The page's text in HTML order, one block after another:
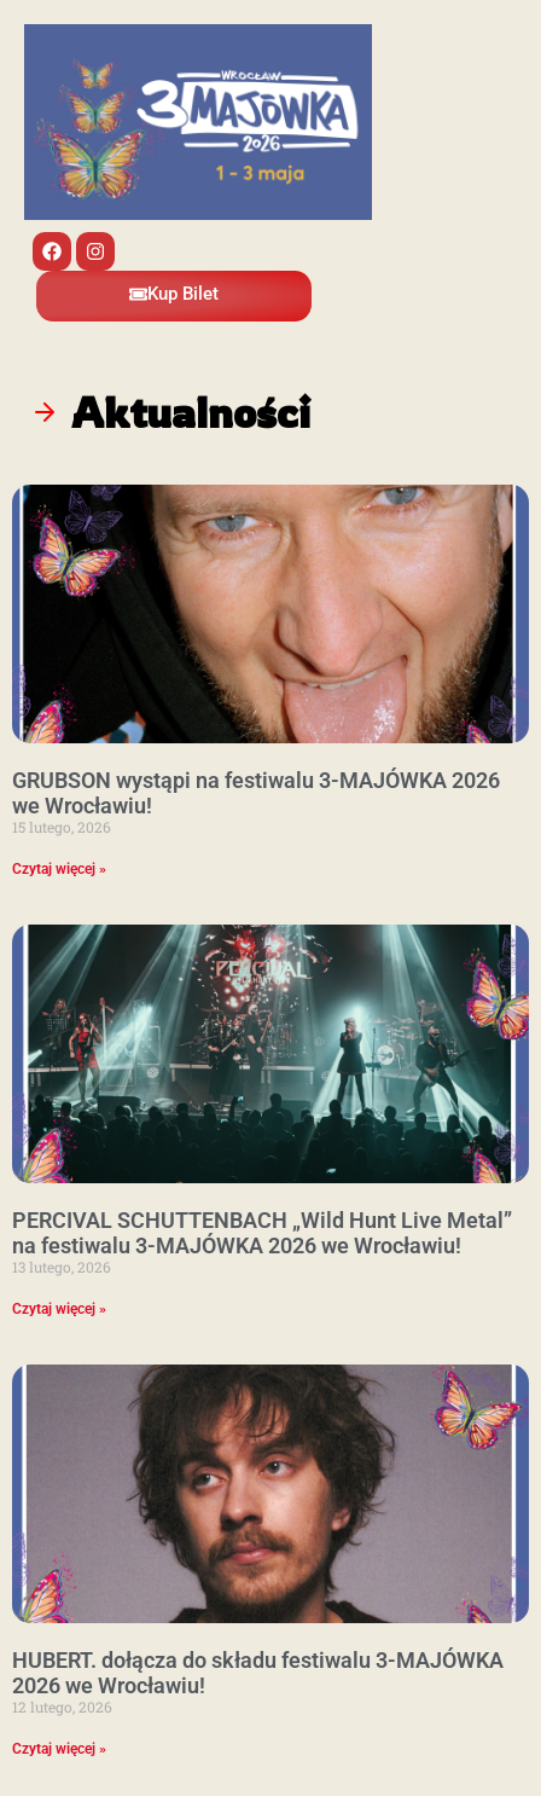
Kup Bilet
Aktualności
GRUBSON wystąpi na festiwalu 3-MAJÓWKA 2026
we Wrocławiu!
15 lutego, 2026
Czytaj więcej »
PERCIVAL SCHUTTENBACH „Wild Hunt Live Metal”
na festiwalu 3-MAJÓWKA 2026 we Wrocławiu!
13 lutego, 2026
Czytaj więcej »
HUBERT. dołącza do składu festiwalu 3-MAJÓWKA
2026 we Wrocławiu!
12 lutego, 2026
Czytaj więcej »